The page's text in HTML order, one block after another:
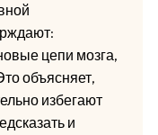
цепи мозга,
объясняет,
избегают
и